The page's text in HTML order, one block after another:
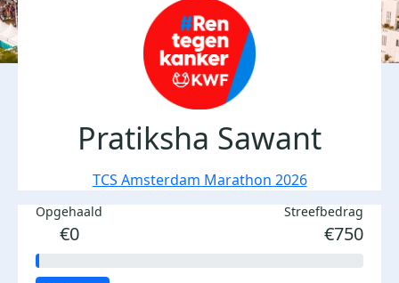
Pratiksha Sawant
TCS Amsterdam Marathon 2026
Opgehaald
€0
Streefbedrag
€750